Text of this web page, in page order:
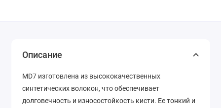
Описание
MD7 изготовлена из высококачественных
синтетических волокон, что обеспечивает
долговечность и износостойкость кисти. Ее тонкий и